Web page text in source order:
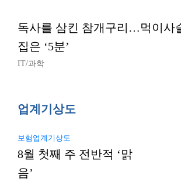
독사를 삼킨 참개구리…먹이사
집은 ‘5분’
IT/과학
업계기상도
보험업계기상도
8월 첫째 주 전반적 ‘맑
음’